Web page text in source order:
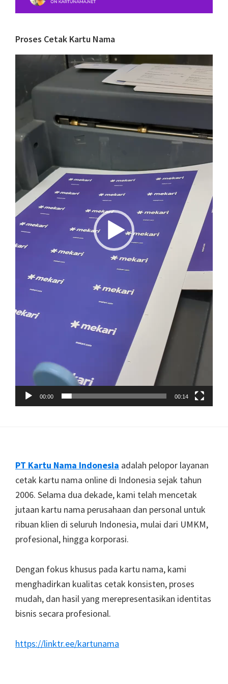
Proses Cetak Kartu Nama
00:00 00:14
Footer
PT Kartu Nama Indonesia adalah pelopor layanan
cetak kartu nama online di Indonesia sejak tahun
2006. Selama dua dekade, kami telah mencetak
jutaan kartu nama perusahaan dan personal untuk
ribuan klien di seluruh Indonesia, mulai dari UMKM,
profesional, hingga korporasi.
Dengan fokus khusus pada kartu nama, kami
menghadirkan kualitas cetak konsisten, proses
mudah, dan hasil yang merepresentasikan identitas
bisnis secara profesional.
https://linktr.ee/kartunama